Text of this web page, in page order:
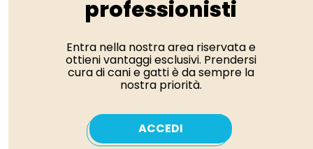
professionisti
Entra nella nostra area riservata e
ottieni vantaggi esclusivi. Prendersi
cura di cani e gatti è da sempre la
nostra priorità.
ACCEDI